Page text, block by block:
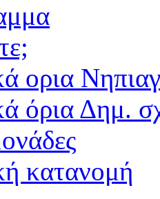
ορια
όρια Δημ.
κατανομή